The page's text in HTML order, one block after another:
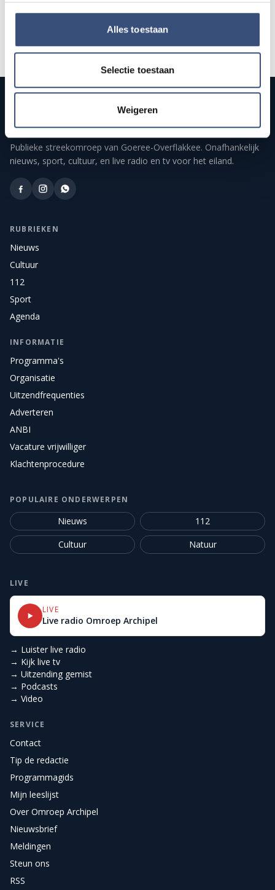
Alles toestaan
Selectie toestaan
Weigeren
Publieke streekomroep van Goeree-Overflakkee. Onafhankelijk
nieuws, sport, cultuur, en live radio en tv voor het eiland.
RUBRIEKEN
Nieuws
Cultuur
112
Sport
Agenda
INFORMATIE
Programma's
Organisatie
Uitzendfrequenties
Adverteren
ANBI
Vacature vrijwilliger
Klachtenprocedure
POPULAIRE ONDERWERPEN
Nieuws
112
Cultuur
Natuur
LIVE
LIVE
Live radio Omroep Archipel
→ Luister live radio
→ Kijk live tv
→ Uitzending gemist
→ Podcasts
→ Video
SERVICE
Contact
Tip de redactie
Programmagids
Mijn leeslijst
Over Omroep Archipel
Nieuwsbrief
Meldingen
Steun ons
RSS